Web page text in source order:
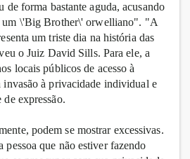
de forma bastante aguda, acusando
um \'Big Brother\' orwelliano". "A
um triste dia na história das
o Juiz David Sills. Para ele, a
locais públicos de acesso à
invasão à privacidade individual e
expressão.
podem se mostrar excessivas.
pessoa que não estiver fazendo